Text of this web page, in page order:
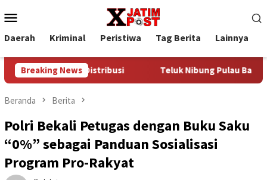
ke
kontenMobile
Daerah Kriminal Peristiwa Tag Berita Lainnya
Breaking News
Jalur Distribusi Teluk Nibung Pulau Banyak Bakal
Beranda Berita
Polri Bekali Petugas dengan Buku Saku
“0%” sebagai Panduan Sosialisasi
Program Pro-Rakyat